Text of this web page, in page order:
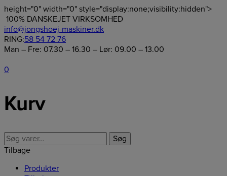
height="0" width="0" style="display:none;visibility:hidden">
Hop
til
indholdet
100% DANSKEJET VIRKSOMHED
info@jongshoej-maskiner.dk
RING:58 54 72 76
Man – Fre: 07.30 – 16.30 – Lør: 09.00 – 13.00
0
Kurv
Søg
efter:
Søg
Tilbage
Produkter